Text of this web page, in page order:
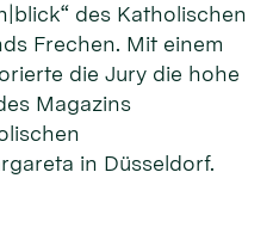
des Katholischen
Frechen. Mit einem
die Jury die hohe
Magazins
in Düsseldorf.